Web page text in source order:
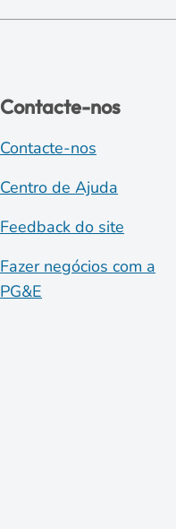
Contacte-nos
Contacte-nos
Centro de Ajuda
Feedback do site
Fazer negócios com a
PG&E